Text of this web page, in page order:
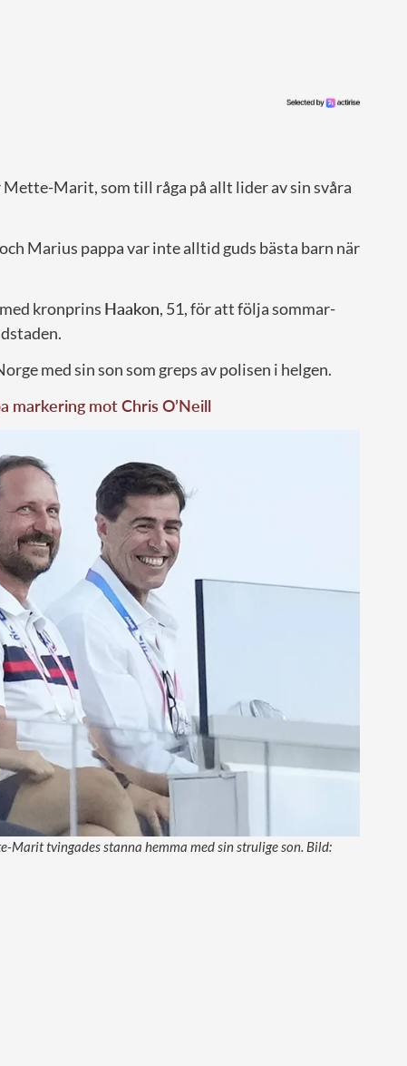
Marit, som till råga på allt lider av sin svåra
Marius pappa var inte alltid guds bästa barn när
kronprins Haakon, 51, för att följa sommar-
med sin son som greps av polisen i helgen.
markering mot Chris O’Neill
Marit tvingades stanna hemma med sin strulige son. Bild: